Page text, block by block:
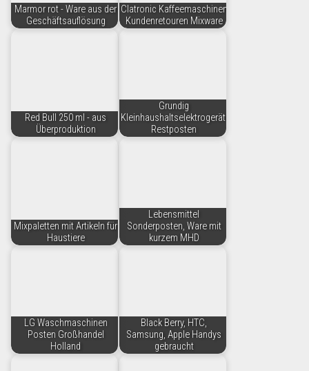
Marmor rot - Ware aus der
Geschäftsauflösung
Clatronic Kaffeemaschinen
Kundenretouren Mixware
Red Bull 250 ml - aus
Überproduktion
Grundig
Kleinhaushaltselektrogeräte
Restposten
Mixpaletten mit Artikeln für
Haustiere
Lebensmittel
Sonderposten, Ware mit
kurzem MHD
LG Waschmaschinen
Posten Großhandel
Holland
Black Berry, HTC,
Samsung, Apple Handys
gebraucht